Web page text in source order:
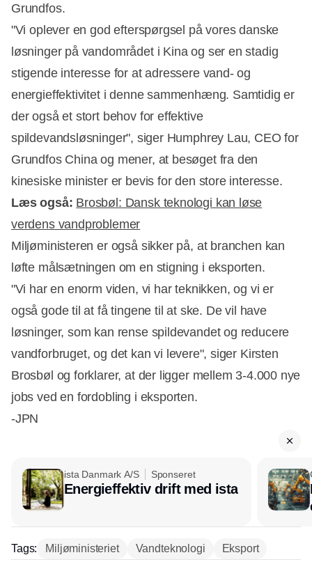
Grundfos.
"Vi oplever en god efterspørgsel på vores danske
løsninger på vandområdet i Kina og ser en stadig
stigende interesse for at adressere vand- og
energieffektivitet i denne sammenhæng. Samtidig er
der også et stort behov for effektive
spildevandsløsninger", siger Humphrey Lau, CEO for
Grundfos China og mener, at besøget fra den
kinesiske minister er bevis for den store interesse.
Læs også: Brosbøl: Dansk teknologi kan løse
verdens vandproblemer
Miljøministeren er også sikker på, at branchen kan
løfte målsætningen om en stigning i eksporten.
"Vi har en enorm viden, vi har teknikken, og vi er
også gode til at få tingene til at ske. De vil have
løsninger, som kan rense spildevandet og reducere
vandforbruget, og det kan vi levere", siger Kirsten
Brosbøl og forklarer, at der ligger mellem 3-4.000 nye
jobs ved en fordobling i eksporten.
-JPN
ista Danmark A/S Sponseret
Energieffektiv drift med ista
Tags: Miljøministeriet Vandteknologi Eksport